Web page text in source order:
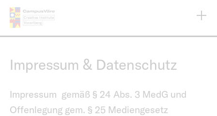
Inhalt
Impressum & Datenschutz
Impressum gemäß § 24 Abs. 3 MedG und
Offenlegung gem. § 25 Mediengesetz